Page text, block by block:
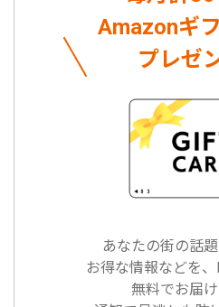
Amazonギ
プレゼ
あなたの街の話
お得な情報などを
無料でお届け